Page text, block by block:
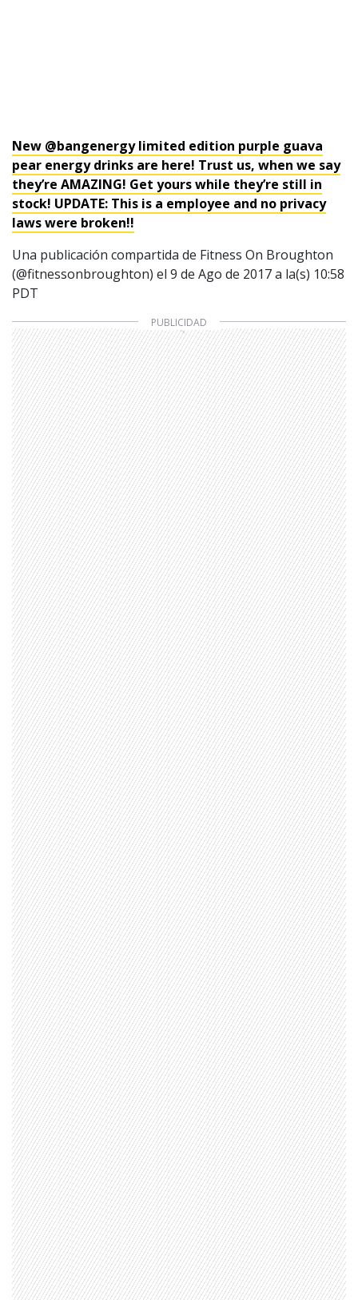
New @bangenergy limited edition purple guava
pear energy drinks are here! Trust us, when we say
they’re AMAZING! Get yours while they’re still in
stock! UPDATE: This is a employee and no privacy
laws were broken!!
Una publicación compartida de Fitness On Broughton
(@fitnessonbroughton) el 9 de Ago de 2017 a la(s) 10:58
PDT